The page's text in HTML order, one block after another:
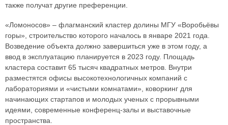
также получат другие преференции.
«Ломоносов» – флагманский кластер долины МГУ «Воробьёвы
горы», строительство которого началось в январе 2021 года.
Возведение объекта должно завершиться уже в этом году, а
ввод в эксплуатацию планируется в 2023 году. Площадь
кластера составит 65 тысяч квадратных метров. Внутри
разместятся офисы высокотехнологичных компаний с
лабораториями и «чистыми комнатами», коворкинг для
начинающих стартапов и молодых ученых с прорывными
идеями, современные конференц-залы и выставочные
пространства.